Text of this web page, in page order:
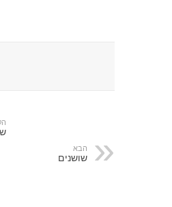
הבא
שושנים